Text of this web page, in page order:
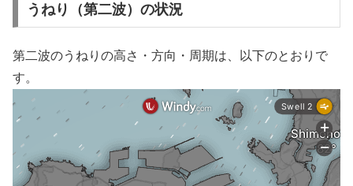
うねり（第二波）の状況
第二波のうねりの高さ・方向・周期は、以下のとおりで
す。